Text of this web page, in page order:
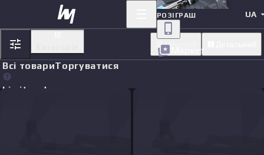
РОЗІГРАШ
Маркет
UA
Простий
Всі товариТоргуватися
Limit orders